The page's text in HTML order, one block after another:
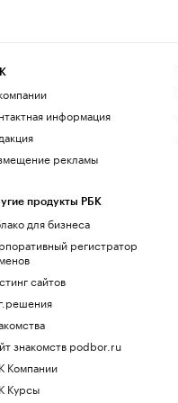
информация
рекламы
продукты РБК
для бизнеса
регистратор
сайтов
знакомств podbor.ru
Компании
Курсы